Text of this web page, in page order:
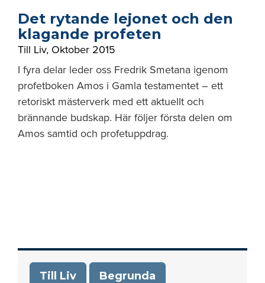
Det rytande lejonet och den
klagande profeten
Till Liv, Oktober 2015
I fyra delar leder oss Fredrik Smetana igenom
profetboken Amos i Gamla testamentet – ett
retoriskt mästerverk med ett aktuellt och
brännande budskap. Här följer första delen om
Amos samtid och profetuppdrag.
Till Liv Begrunda